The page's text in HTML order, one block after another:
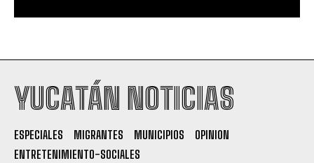
YUCATÁN NOTICIAS
ESPECIALES MIGRANTES MUNICIPIOS
OPINION
ENTRETENIMIENTO-SOCIALES